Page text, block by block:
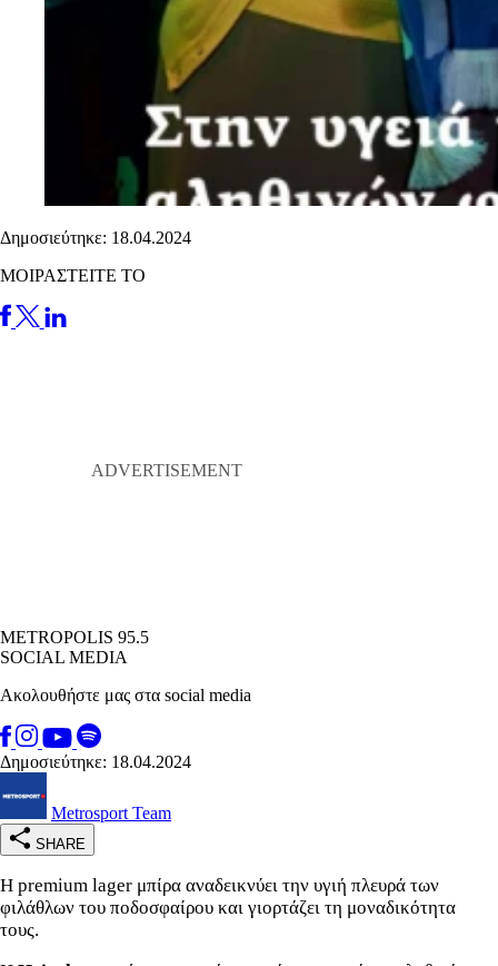
Δημοσιεύτηκε: 18.04.2024
ΜΟΙΡΑΣΤΕΙΤΕ ΤΟ
METROPOLIS 95.5
SOCIAL MEDIA
Ακολουθήστε μας στα social media
Δημοσιεύτηκε: 18.04.2024
Metrosport Team
SHARE
Η premium lager μπίρα αναδεικνύει την υγιή πλευρά των
φιλάθλων του ποδοσφαίρου και γιορτάζει τη μοναδικότητα
τους.